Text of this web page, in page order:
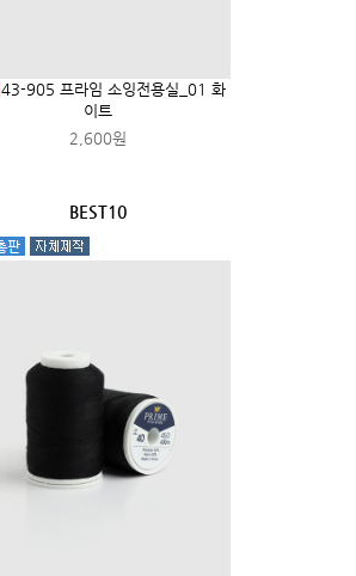
43-905 프라임 소잉전용실_01 화
이트
2,600원
BEST10